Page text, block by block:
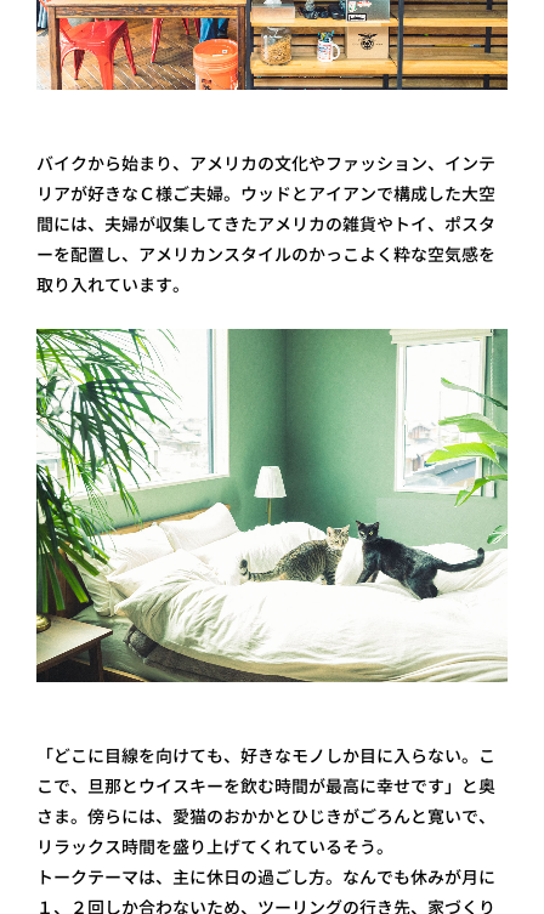
バイクから始まり、アメリカの文化やファッション、インテ
リアが好きなＣ様ご夫婦。ウッドとアイアンで構成した大空
間には、夫婦が収集してきたアメリカの雑貨やトイ、ポスタ
ーを配置し、アメリカンスタイルのかっこよく粋な空気感を
取り入れています。
「どこに目線を向けても、好きなモノしか目に入らない。こ
こで、旦那とウイスキーを飲む時間が最高に幸せです」と奥
さま。傍らには、愛猫のおかかとひじきがごろんと寛いで、
リラックス時間を盛り上げてくれているそう。
トークテーマは、主に休日の過ごし方。なんでも休みが月に
１、２回しか合わないため、ツーリングの行き先、家づくり